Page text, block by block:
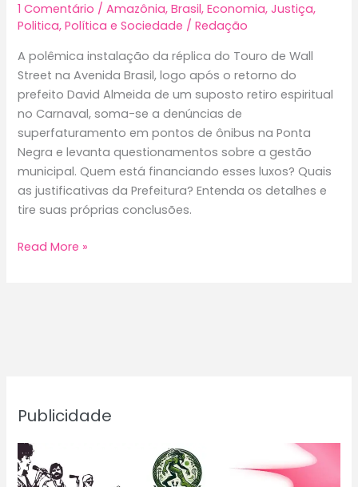
Publicidade
1 Comentário /Amazônia,Brasil,Economia,Justiça,
Politica,Política e Sociedade /Redação
A polêmica instalação da réplica do Touro de Wall
Street na Avenida Brasil, logo após o retorno do
prefeito David Almeida de um suposto retiro espiritual
no Carnaval, soma-se a denúncias de
superfaturamento em pontos de ônibus na Ponta
Negra e levanta questionamentos sobre a gestão
municipal. Quem está financiando esses luxos? Quais
as justificativas da Prefeitura? Entenda os detalhes e
tire suas próprias conclusões.
Escândalos
e
de
Ônibus
Read More »